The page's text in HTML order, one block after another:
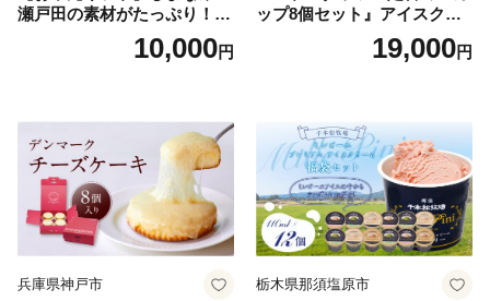
瀬戸田の素材がたっぷり！ジ
10,000円
ップ8個セット』アイスクリ
ーム アイス スイーツ デザー
19,000円
兵庫県神戸市 栃木県那須塩原市